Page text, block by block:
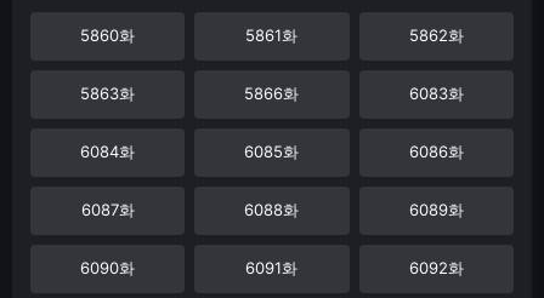
5860화 5861화 5862화
5863화 5866화 6083화
6084화 6085화 6086화
6087화 6088화 6089화
6090화 6091화 6092화